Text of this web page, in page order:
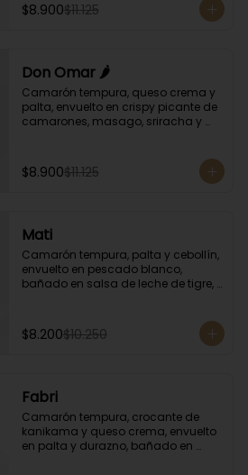
$8.900$11.125
Don Omar 🌶️
Camarón tempura, queso crema y
palta, envuelto en crispy picante de
camarones, masago, sriracha y
$8.900$11.125
Mati
Camarón tempura, palta y cebollín,
envuelto en pescado blanco,
bañado en salsa de leche de tigre,
$8.200$10.250
Fabri
Camarón tempura, crocante de
kanikama y queso crema, envuelto
en palta y durazno, bañado en